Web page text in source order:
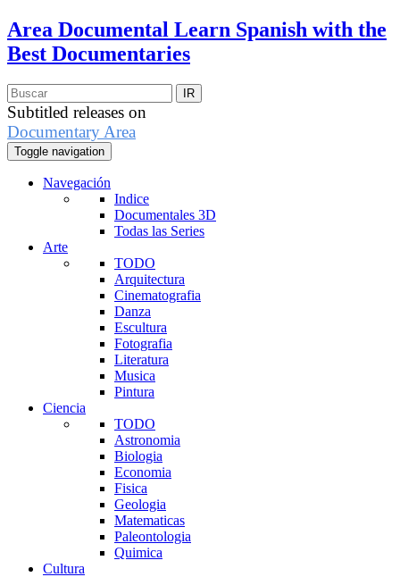
Area Documental Learn Spanish with the
Best Documentaries
Subtitled releases on
Documentary Area
Toggle navigation
Navegación
Indice
Documentales 3D
Todas las Series
Arte
TODO
Arquitectura
Cinematografia
Danza
Escultura
Fotografia
Literatura
Musica
Pintura
Ciencia
TODO
Astronomia
Biologia
Economia
Fisica
Geologia
Matematicas
Paleontologia
Quimica
Cultura